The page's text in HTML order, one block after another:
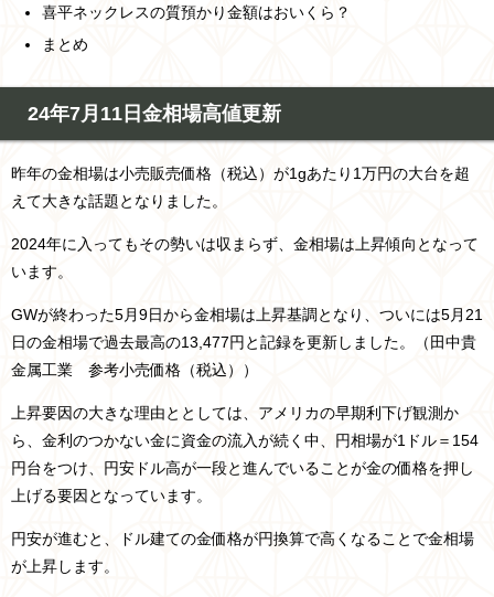
喜平ネックレスの質預かり金額はおいくら？
まとめ
24年7月11日金相場高値更新
昨年の金相場は小売販売価格（税込）が1gあたり1万円の大台を超
えて大きな話題となりました。
2024年に入ってもその勢いは収まらず、金相場は上昇傾向となって
います。
GWが終わった5月9日から金相場は上昇基調となり、ついには5月21
日の金相場で過去最高の13,477円と記録を更新しました。（田中貴
金属工業 参考小売価格（税込））
上昇要因の大きな理由ととしては、アメリカの早期利下げ観測か
ら、金利のつかない金に資金の流入が続く中、円相場が1ドル＝154
円台をつけ、円安ドル高が一段と進んでいることが金の価格を押し
上げる要因となっています。
円安が進むと、ドル建ての金価格が円換算で高くなることで金相場
が上昇します。